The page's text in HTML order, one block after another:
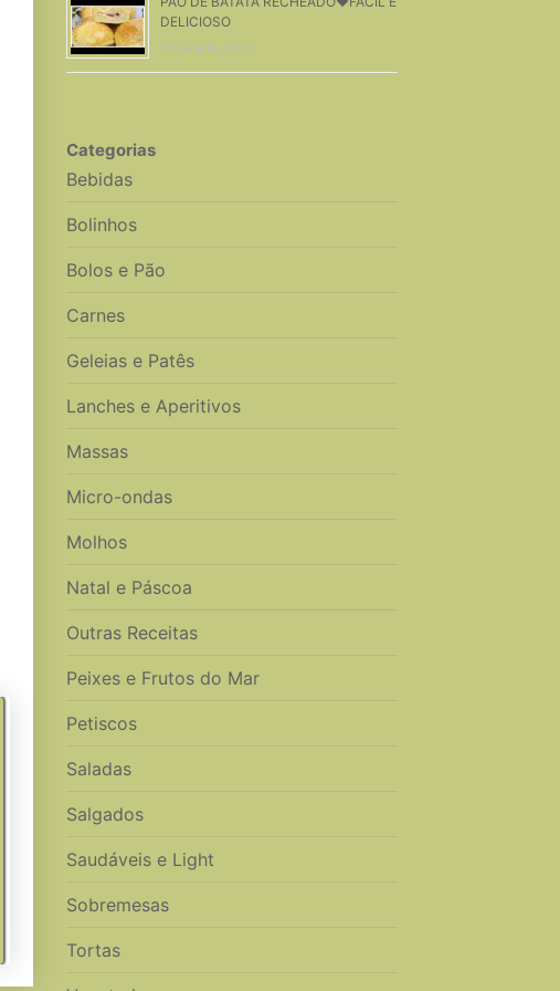
DELICIOSO
10 Janeiro, 2017
Categorias
Bebidas
Bolinhos
Bolos e Pão
Carnes
Geleias e Patês
Lanches e Aperitivos
Massas
Micro-ondas
Molhos
Natal e Páscoa
Outras Receitas
Peixes e Frutos do Mar
Petiscos
Saladas
Salgados
Saudáveis e Light
Sobremesas
Tortas